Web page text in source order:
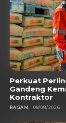
Perkuat
Gandeng
Kontraktor
RAGAM 08/08/2026